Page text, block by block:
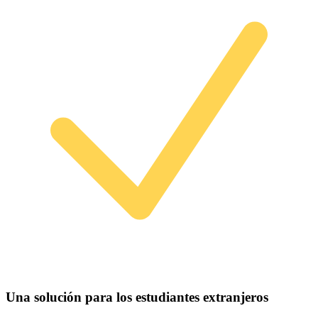
Una solución para los estudiantes extranjeros